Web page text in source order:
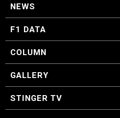
NEWS
F1 ニュース
F1 DATA
F1 日程
F1 データ
COLUMN
マイ・ワンダフル・サーキット
スクーデリア・一方通行
F1に燃え、ゴルフに泣く日々。
スティングくんの部屋
GALLERY
GALLERY
STINGER TV